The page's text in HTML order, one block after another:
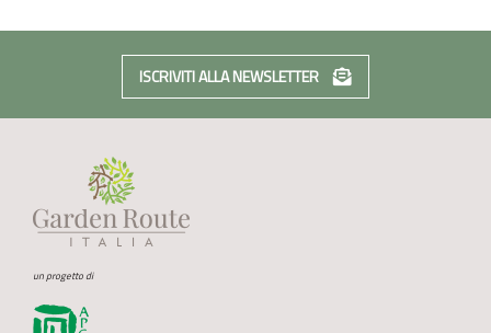
ISCRIVITI ALLA NEWSLETTER
un progetto di